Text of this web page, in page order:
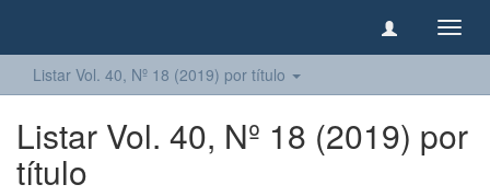
Listar Vol. 40, Nº 18 (2019) por título
Listar Vol. 40, Nº 18 (2019) por
título